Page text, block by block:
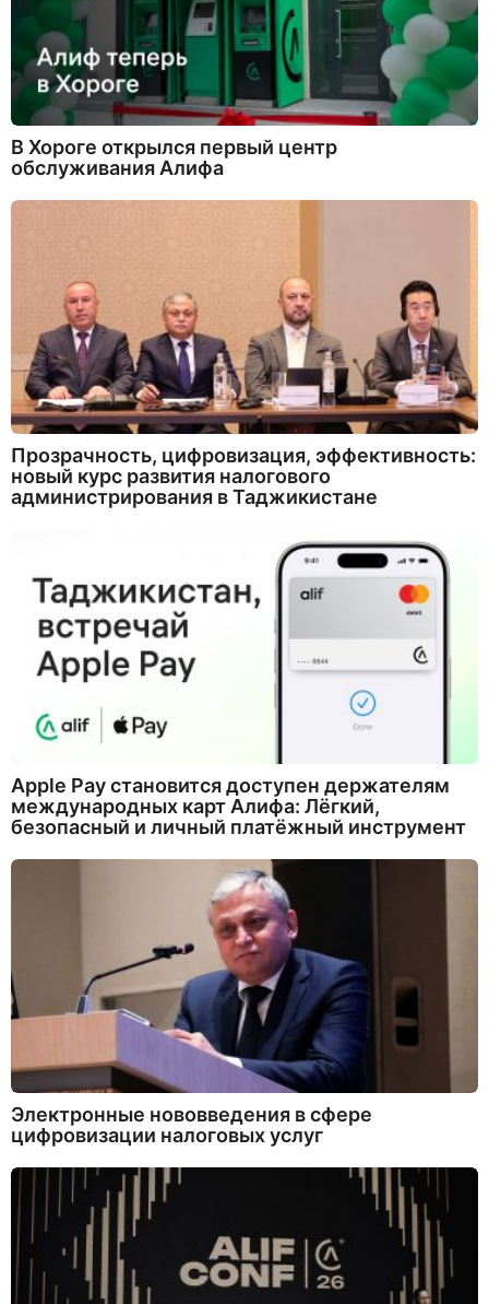
В Хороге открылся первый центр
обслуживания Алифа
Прозрачность, цифровизация, эффективность:
новый курс развития налогового
администрирования в Таджикистане
Apple Pay становится доступен держателям
международных карт Алифа: Лёгкий,
безопасный и личный платёжный инструмент
Электронные нововведения в сфере
цифровизации налоговых услуг